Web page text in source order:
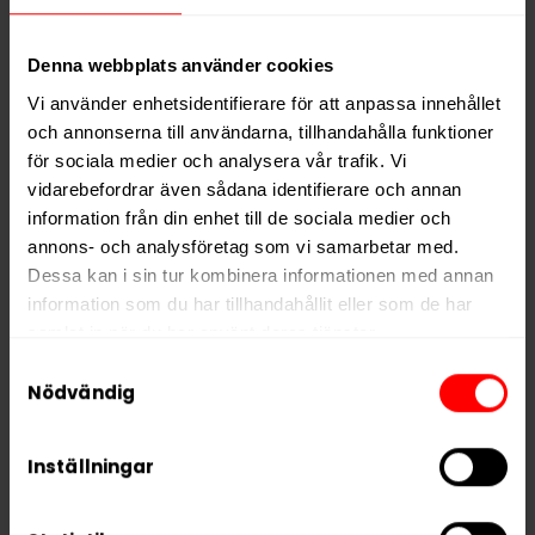
Denna webbplats använder cookies
Vi använder enhetsidentifierare för att anpassa innehållet
och annonserna till användarna, tillhandahålla funktioner
för sociala medier och analysera vår trafik. Vi
vidarebefordrar även sådana identifierare och annan
information från din enhet till de sociala medier och
annons- och analysföretag som vi samarbetar med.
Dessa kan i sin tur kombinera informationen med annan
information som du har tillhandahållit eller som de har
We work with
who may receive and
Nödvändig
Inställningar
Smak
Mint
Format
Slim
Styrka
Stark
Nikotin per gram
16,0 mg/g
Nikotin per portion
12,0 mg
Nikotin per dosa
240 mg
Vikt per dosa
15 g
Vikt per portion
Tillverkare